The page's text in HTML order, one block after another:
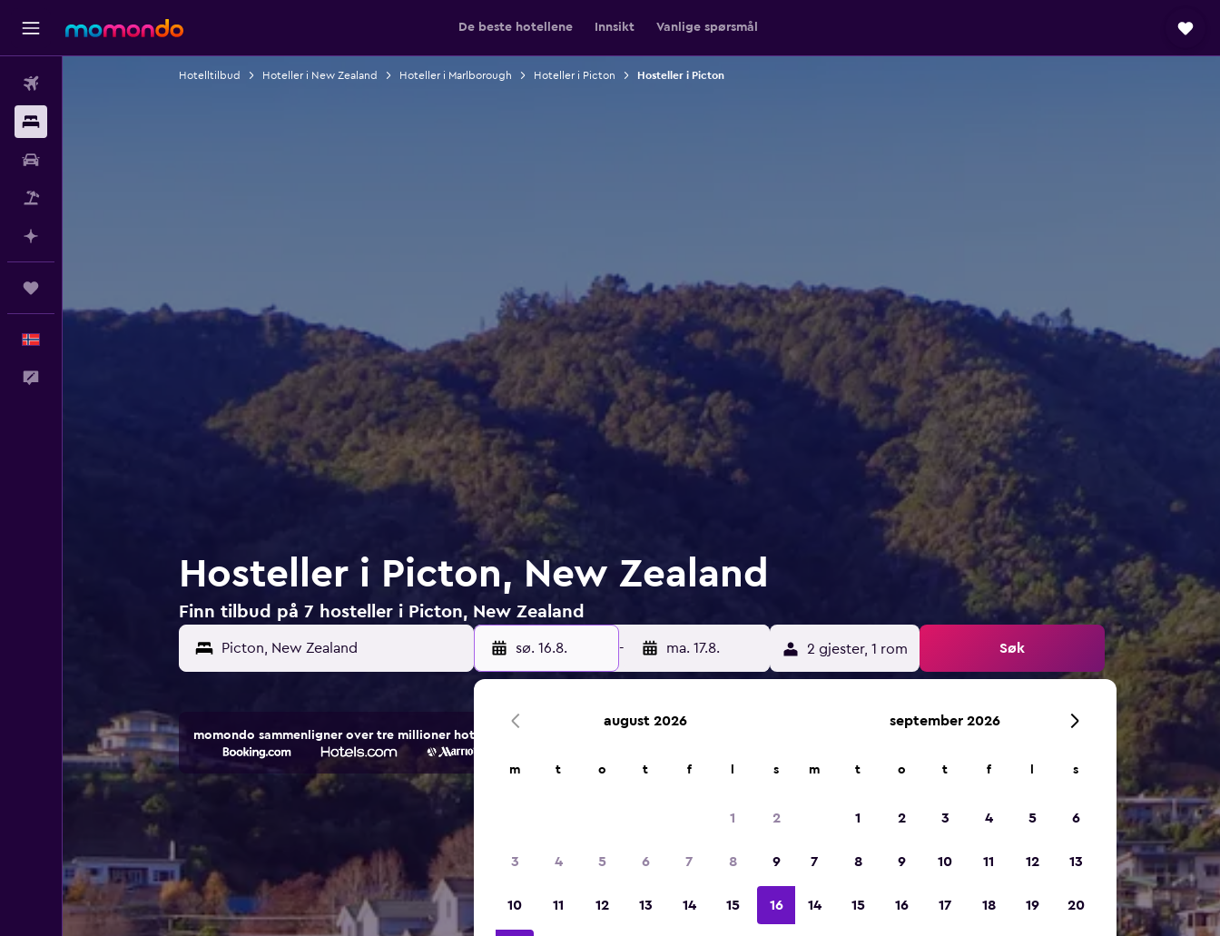
De beste hotellene Innsikt Vanlige spørsmål
Hotelltilbud Hoteller i New Zealand Hoteller i Marlborough Hoteller i Picton Hosteller i Picton
Hosteller i Picton, New Zealand
Finn tilbud på 7 hosteller i Picton, New Zealand
sø. 16.8. - ma. 17.8. 2 gjester, 1 rom Søk
momondo sammenligner over tre millioner hotell- og overnattingsalternativer.
august 2026
m t o t f s
1 2
3 4 5 6 7 8 9
10 11 12 13 14 15 16
september 2026
m t o t f s
1 2 3 4 5 6
7 8 9 10 11 12 13
14 15 16 17 18 19 20